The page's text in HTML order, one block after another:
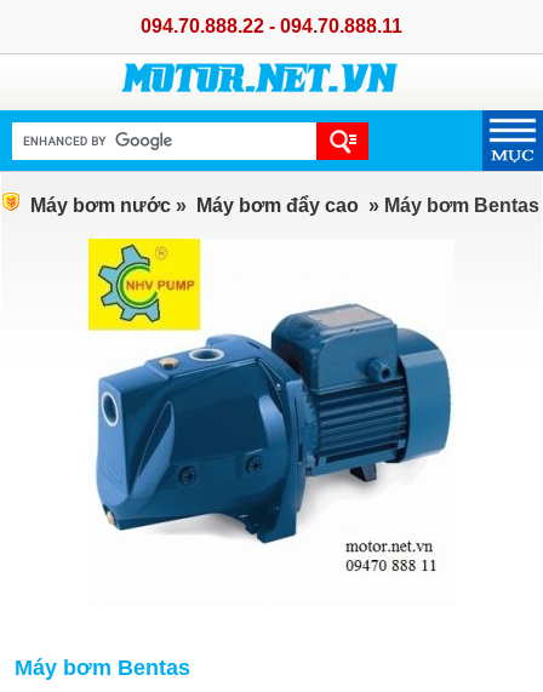
094.70.888.22 - 094.70.888.11
Máy bơm nước » Máy bơm đẩy cao » Máy bơm Bentas
Máy bơm Bentas